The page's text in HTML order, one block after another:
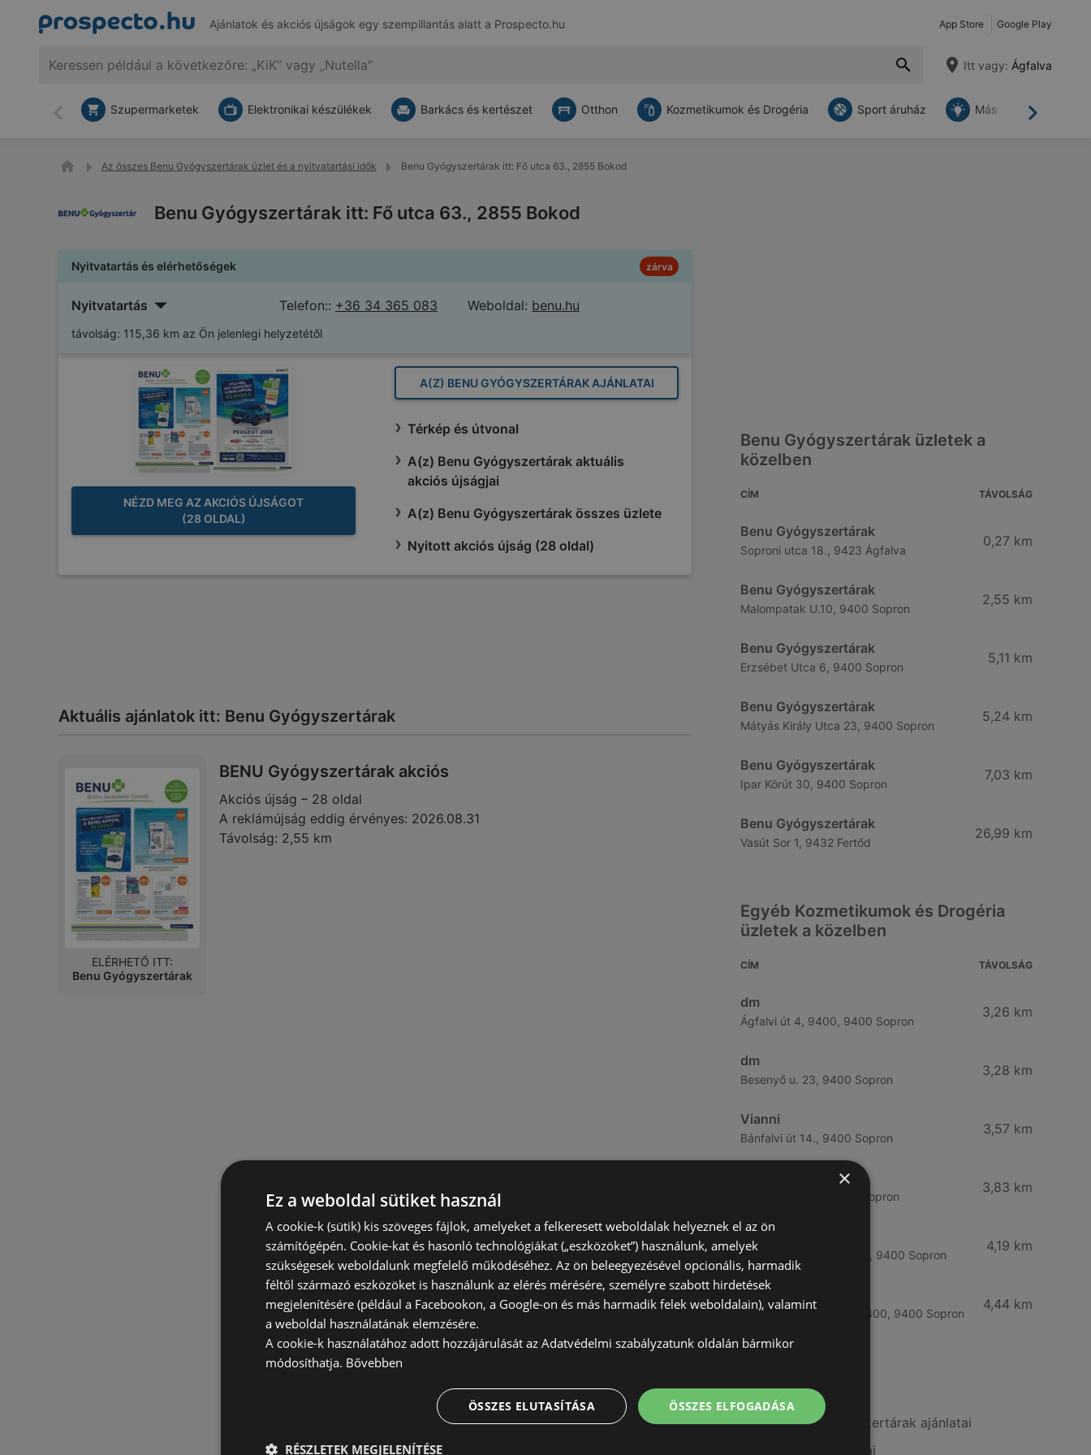
Ajánlatok és akciós újságok egy szempillantás alatt a Prospecto.hu App Store Google Play
Itt vagy: Ágfalva
Vissza Tovább
Szupermarketek Elektronikai készülékek Barkács és kertészet Otthon Kozmetikumok és Drogéria Sport áruház Más
Az összes Benu Gyógyszertárak üzlet és a nyitvatartási idők Benu Gyógyszertárak itt: Fő utca 63., 2855 Bokod
Benu Gyógyszertárak itt: Fő utca 63., 2855 Bokod
Nyitvatartás és elérhetőségek zárva
Nyitvatartás Telefon:: +36 34 365 083 Weboldal: benu.hu
távolság: 115,36 km az Ön jelenlegi helyzetétől
NÉZD MEG AZ AKCIÓS ÚJSÁGOT
(28 OLDAL)
A(Z) BENU GYÓGYSZERTÁRAK AJÁNLATAI
Térkép és útvonal
A(z) Benu Gyógyszertárak aktuális
akciós újságjai
A(z) Benu Gyógyszertárak összes üzlete
Nyitott akciós újság (28 oldal)
Aktuális ajánlatok itt: Benu Gyógyszertárak
BENU Gyógyszertárak akciós
Akciós újság – 28 oldal
A reklámújság eddig érvényes: 2026.08.31
Távolság: 2,55 km
ELÉRHETŐ ITT:
Benu Gyógyszertárak
Benu Gyógyszertárak üzletek a
közelben
CÍM TÁVOLSÁG
Benu Gyógyszertárak
Soproni utca 18., 9423 Ágfalva
0,27 km
Benu Gyógyszertárak
Malompatak U.10, 9400 Sopron
2,55 km
Benu Gyógyszertárak
Erzsébet Utca 6, 9400 Sopron
5,11 km
Benu Gyógyszertárak
Mátyás Király Utca 23, 9400 Sopron
5,24 km
Benu Gyógyszertárak
Ipar Körút 30, 9400 Sopron
7,03 km
Benu Gyógyszertárak
Vasút Sor 1, 9432 Fertőd
26,99 km
Egyéb Kozmetikumok és Drogéria
üzletek a közelben
CÍM TÁVOLSÁG
dm
Ágfalvi út 4, 9400, 9400 Sopron
3,26 km
dm
Besenyő u. 23, 9400 Sopron
3,28 km
Vianni
Bánfalvi út 14., 9400 Sopron
3,57 km
Bánfalvi út 6-8., 9400 Sopron
3,83 km
Rossmann
Kodály Zoltán tér 16. 16., 9400 Sopron
4,19 km
dm
Lackner Kristóf u. 35, 9400, 9400 Sopron
4,44 km
A(z) Benu Gyógyszertárak ajánlatai
A(z) Vianni ajánlatai
×
Ez a weboldal sütiket használ
A cookie-k (sütik) kis szöveges fájlok, amelyeket a felkeresett weboldalak helyeznek el az ön
számítógépén. Cookie-kat és hasonló technológiákat („eszközöket”) használunk, amelyek
szükségesek weboldalunk megfelelő működéséhez. Az ön beleegyezésével opcionális, harmadik
féltől származó eszközöket is használunk az elérés mérésére, személyre szabott hirdetések
megjelenítésére (például a Facebookon, a Google-on és más harmadik felek weboldalain), valamint
a weboldal használatának elemzésére.
A cookie-k használatához adott hozzájárulását az Adatvédelmi szabályzatunk oldalán bármikor
módosíthatja. Bővebben
ÖSSZES ELFOGADÁSA
ÖSSZES ELUTASÍTÁSA
RÉSZLETEK MEGJELENÍTÉSE